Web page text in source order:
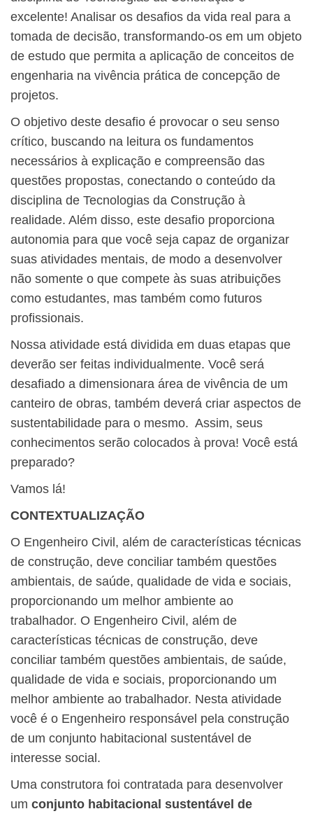
excelente! Analisar os desafios da vida real para a
tomada de decisão, transformando-os em um objeto
de estudo que permita a aplicação de conceitos de
engenharia na vivência prática de concepção de
projetos.
O objetivo deste desafio é provocar o seu senso
crítico, buscando na leitura os fundamentos
necessários à explicação e compreensão das
questões propostas, conectando o conteúdo da
disciplina de Tecnologias da Construção à
realidade. Além disso, este desafio proporciona
autonomia para que você seja capaz de organizar
suas atividades mentais, de modo a desenvolver
não somente o que compete às suas atribuições
como estudantes, mas também como futuros
profissionais.
Nossa atividade está dividida em duas etapas que
deverão ser feitas individualmente. Você será
desafiado a dimensionara área de vivência de um
canteiro de obras, também deverá criar aspectos de
sustentabilidade para o mesmo. Assim, seus
conhecimentos serão colocados à prova! Você está
preparado?
Vamos lá!
CONTEXTUALIZAÇÃO
O Engenheiro Civil, além de características técnicas
de construção, deve conciliar também questões
ambientais, de saúde, qualidade de vida e sociais,
proporcionando um melhor ambiente ao
trabalhador. O Engenheiro Civil, além de
características técnicas de construção, deve
conciliar também questões ambientais, de saúde,
qualidade de vida e sociais, proporcionando um
melhor ambiente ao trabalhador. Nesta atividade
você é o Engenheiro responsável pela construção
de um conjunto habitacional sustentável de
interesse social.
Uma construtora foi contratada para desenvolver
um conjunto habitacional sustentável de